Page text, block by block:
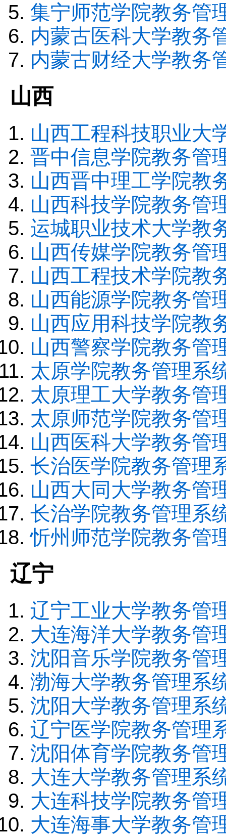
集宁师范学院教务管
内蒙古医科大学教务
内蒙古财经大学教务
山西
山西工程科技职业大
晋中信息学院教务管
山西晋中理工学院教
山西科技学院教务管
运城职业技术大学教
山西传媒学院教务管
山西工程技术学院教
山西能源学院教务管
山西应用科技学院教
山西警察学院教务管
太原学院教务管理系
太原理工大学教务管
太原师范学院教务管
山西医科大学教务管
长治医学院教务管理
山西大同大学教务管
长治学院教务管理系
忻州师范学院教务管
辽宁
辽宁工业大学教务管
大连海洋大学教务管
沈阳音乐学院教务管
渤海大学教务管理系
沈阳大学教务管理系
辽宁医学院教务管理
沈阳体育学院教务管
大连大学教务管理系
大连科技学院教务管
大连海事大学教务管